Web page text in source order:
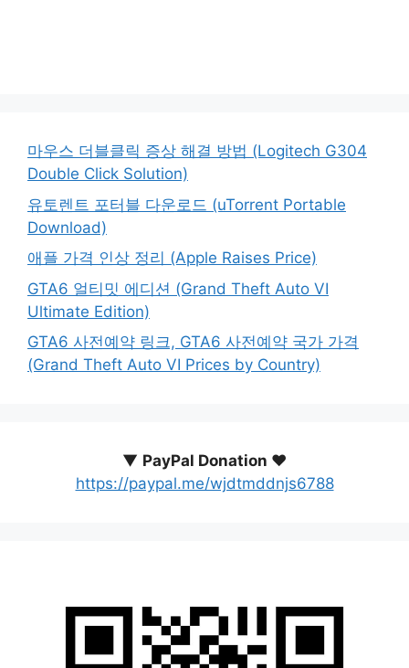
마우스 더블클릭 증상 해결 방법 (Logitech G304
Double Click Solution)
유토렌트 포터블 다운로드 (uTorrent Portable
Download)
애플 가격 인상 정리 (Apple Raises Price)
GTA6 얼티밋 에디션 (Grand Theft Auto VI
Ultimate Edition)
GTA6 사전예약 링크, GTA6 사전예약 국가 가격
(Grand Theft Auto VI Prices by Country)
▼ PayPal Donation ♥️
https://paypal.me/wjdtmddnjs6788